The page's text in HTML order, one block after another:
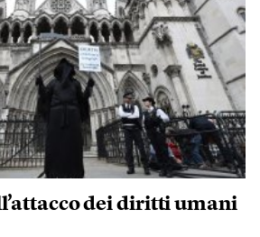
dei diritti umani